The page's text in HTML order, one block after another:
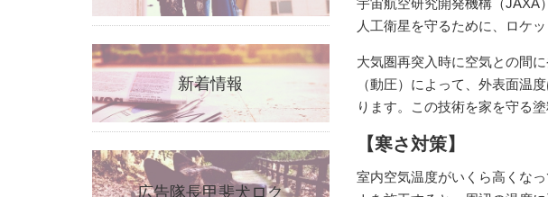
人工衛星を守るために、ロケ
大気圏再突入時に空気との間
（動圧）によって、外表面温
ります。この技術を家を守る
【寒さ対策】
室内空気温度がいくら高くな
新着情報
広告隊長甲斐犬ロク